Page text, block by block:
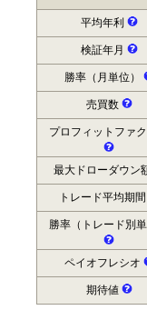
平均年利
検証年月
勝率（月単位）
売買数
プロフィットファ
最大ドローダウン
トレード平均期間
勝率（トレード別単
ペイオフレシオ
期待値